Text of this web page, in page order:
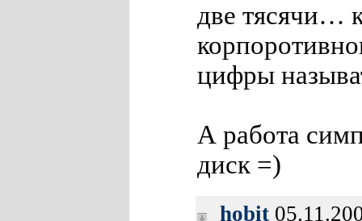
две тясячи…
цифры
А работа
диск =)
hobit